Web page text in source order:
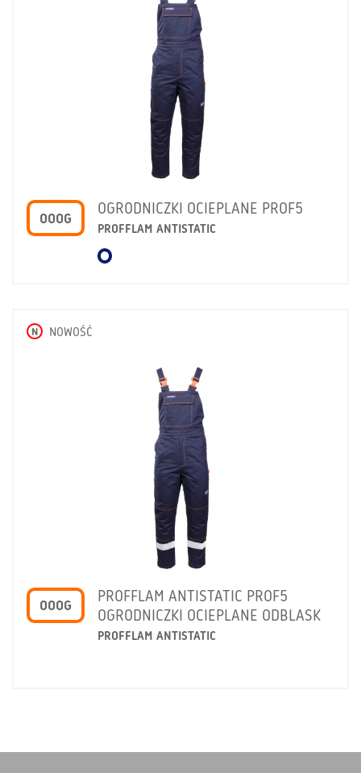
OOOG
OGRODNICZKI OCIEPLANE PROF5
PROFFLAM ANTISTATIC
N NOWOŚĆ
OOOG
PROFFLAM ANTISTATIC PROF5
OGRODNICZKI OCIEPLANE ODBLASK
PROFFLAM ANTISTATIC